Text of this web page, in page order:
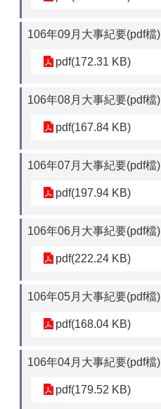
106年09月大事紀要(pdf檔)
pdf(172.31 KB)
106年08月大事紀要(pdf檔)
pdf(167.84 KB)
106年07月大事紀要(pdf檔)
pdf(197.94 KB)
106年06月大事紀要(pdf檔)
pdf(222.24 KB)
106年05月大事紀要(pdf檔)
pdf(168.04 KB)
106年04月大事紀要(pdf檔)
pdf(179.52 KB)